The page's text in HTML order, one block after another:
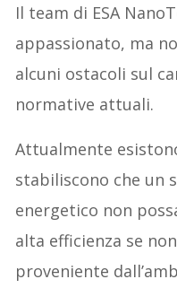
Il team di ESA
appassionato, ma
alcuni ostacoli sul
normative attuali.
Attualmente
stabiliscono che un
energetico non
alta efficienza se
proveniente